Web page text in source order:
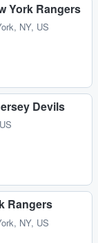
York Rangers
NY, US
Devils
Rangers
NY, US